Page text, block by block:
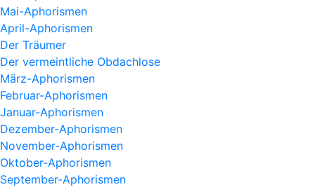
Mai-Aphorismen
April-Aphorismen
Der Träumer
Der vermeintliche Obdachlose
März-Aphorismen
Februar-Aphorismen
Januar-Aphorismen
Dezember-Aphorismen
November-Aphorismen
Oktober-Aphorismen
September-Aphorismen